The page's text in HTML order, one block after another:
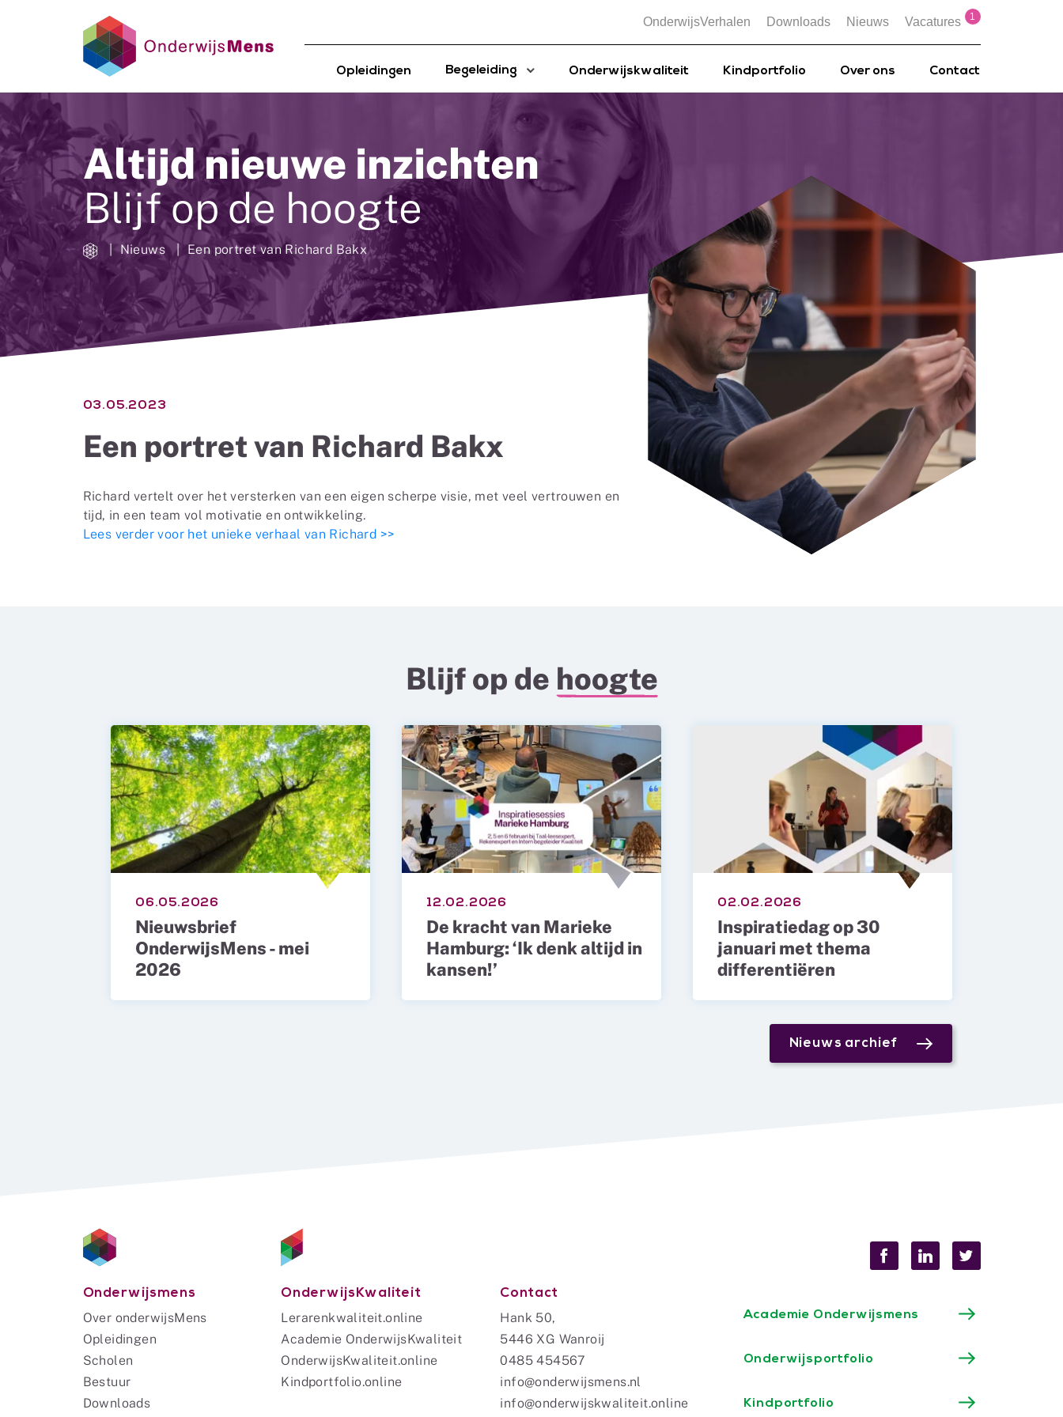
OnderwijsVerhalen Downloads Nieuws Vacatures 1
Opleidingen Begeleiding Onderwijskwaliteit Kindportfolio Over ons Contact
Altijd nieuwe inzichten
Blijf op de hoogte
Nieuws Een portret van Richard Bakx
03.05.2023
Een portret van Richard Bakx
Richard vertelt over het versterken van een eigen scherpe visie, met veel vertrouwen en
tijd, in een team vol motivatie en ontwikkeling.
Lees verder voor het unieke verhaal van Richard >>
Blijf op de hoogte
06.05.2026
Nieuwsbrief
OnderwijsMens - mei
2026
12.02.2026
De kracht van Marieke
Hamburg: ‘Ik denk altijd in
kansen!’
02.02.2026
Inspiratiedag op 30
januari met thema
differentiëren
Nieuws archief
Onderwijsmens
Over onderwijsMens
Opleidingen
Scholen
Bestuur
Downloads
OnderwijsKwaliteit
Lerarenkwaliteit.online
Academie OnderwijsKwaliteit
OnderwijsKwaliteit.online
Kindportfolio.online
Contact
Hank 50,
5446 XG Wanroij
0485 454567
info@onderwijsmens.nl
info@onderwijskwaliteit.online
Academie Onderwijsmens
Onderwijsportfolio
Kindportfolio